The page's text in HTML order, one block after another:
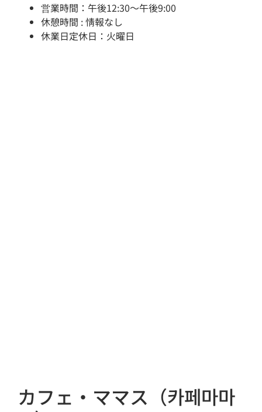
営業時間：午後12:30～午後9:00
休憩時間 : 情報なし
休業日定休日：火曜日
カフェ・ママス（카페마마